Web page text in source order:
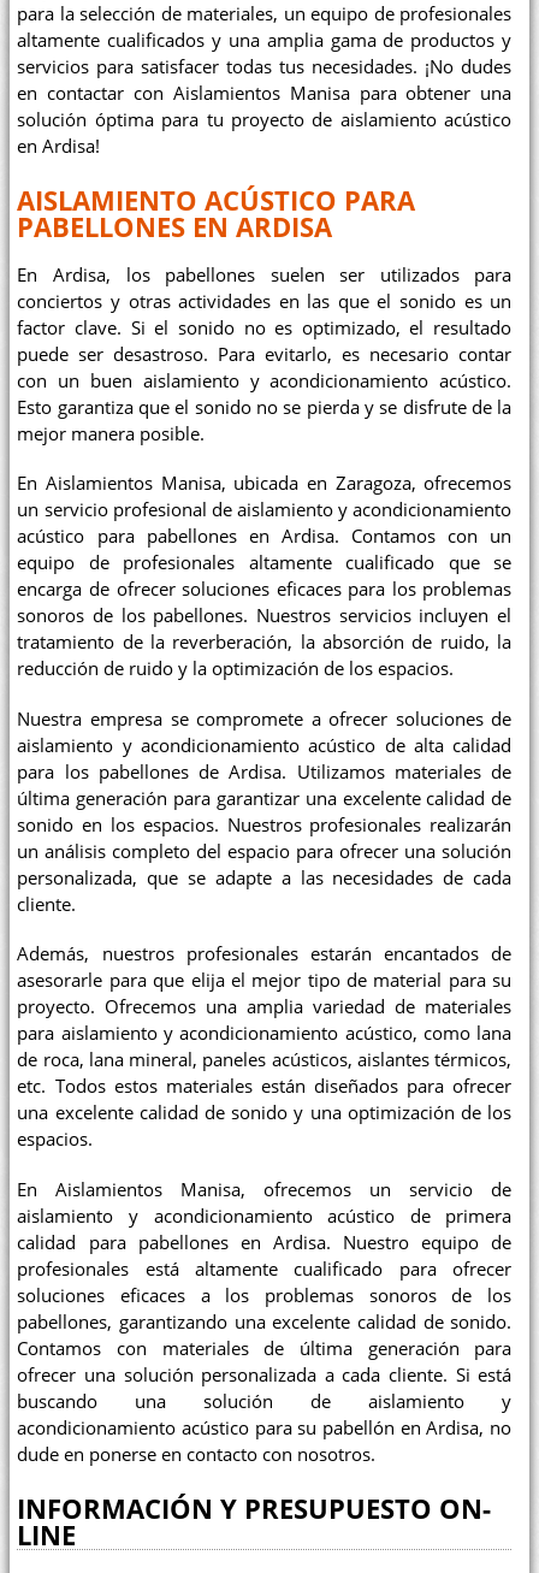
para la selección de materiales, un equipo de profesionales
altamente cualificados y una amplia gama de productos y
servicios para satisfacer todas tus necesidades. ¡No dudes
en contactar con Aislamientos Manisa para obtener una
solución óptima para tu proyecto de aislamiento acústico
en Ardisa!
AISLAMIENTO ACÚSTICO PARA
PABELLONES EN ARDISA
En Ardisa, los pabellones suelen ser utilizados para
conciertos y otras actividades en las que el sonido es un
factor clave. Si el sonido no es optimizado, el resultado
puede ser desastroso. Para evitarlo, es necesario contar
con un buen aislamiento y acondicionamiento acústico.
Esto garantiza que el sonido no se pierda y se disfrute de la
mejor manera posible.
En Aislamientos Manisa, ubicada en Zaragoza, ofrecemos
un servicio profesional de aislamiento y acondicionamiento
acústico para pabellones en Ardisa. Contamos con un
equipo de profesionales altamente cualificado que se
encarga de ofrecer soluciones eficaces para los problemas
sonoros de los pabellones. Nuestros servicios incluyen el
tratamiento de la reverberación, la absorción de ruido, la
reducción de ruido y la optimización de los espacios.
Nuestra empresa se compromete a ofrecer soluciones de
aislamiento y acondicionamiento acústico de alta calidad
para los pabellones de Ardisa. Utilizamos materiales de
última generación para garantizar una excelente calidad de
sonido en los espacios. Nuestros profesionales realizarán
un análisis completo del espacio para ofrecer una solución
personalizada, que se adapte a las necesidades de cada
cliente.
Además, nuestros profesionales estarán encantados de
asesorarle para que elija el mejor tipo de material para su
proyecto. Ofrecemos una amplia variedad de materiales
para aislamiento y acondicionamiento acústico, como lana
de roca, lana mineral, paneles acústicos, aislantes térmicos,
etc. Todos estos materiales están diseñados para ofrecer
una excelente calidad de sonido y una optimización de los
espacios.
En Aislamientos Manisa, ofrecemos un servicio de
aislamiento y acondicionamiento acústico de primera
calidad para pabellones en Ardisa. Nuestro equipo de
profesionales está altamente cualificado para ofrecer
soluciones eficaces a los problemas sonoros de los
pabellones, garantizando una excelente calidad de sonido.
Contamos con materiales de última generación para
ofrecer una solución personalizada a cada cliente. Si está
buscando una solución de aislamiento y
acondicionamiento acústico para su pabellón en Ardisa, no
dude en ponerse en contacto con nosotros.
INFORMACIÓN Y PRESUPUESTO ON-
LINE